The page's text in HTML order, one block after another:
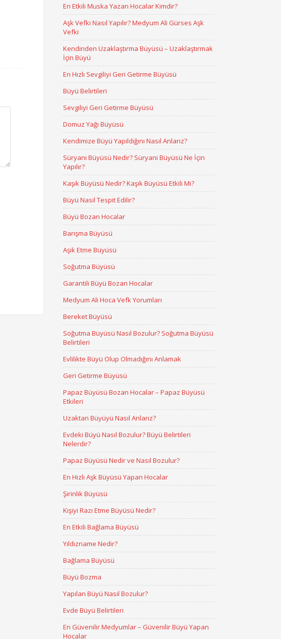
En Etkili Muska Yazan Hocalar Kimdir?
Aşk Vefki Nasıl Yapılır? Medyum Ali Gürses Aşk
Vefki
Kendinden Uzaklaştırma Büyüsü – Uzaklaştırmak
İçin Büyü
En Hızlı Sevgiliyi Geri Getirme Büyüsü
Büyü Belirtileri
Sevgiliyi Geri Getirme Büyüsü
Domuz Yağı Büyüsü
Kendimize Büyü Yapıldığını Nasıl Anlarız?
Süryani Büyüsü Nedir? Süryani Büyüsü Ne İçin
Yapılır?
Kaşık Büyüsü Nedir? Kaşık Büyüsü Etkili Mi?
Büyü Nasıl Tespit Edilir?
Büyü Bozan Hocalar
Barışma Büyüsü
Aşık Etme Büyüsü
Soğutma Büyüsü
Garantili Büyü Bozan Hocalar
Medyum Ali Hoca Vefk Yorumları
Bereket Büyüsü
Soğutma Büyüsü Nasıl Bozulur? Soğutma Büyüsü
Belirtileri
Evlilikte Büyü Olup Olmadığını Anlamak
Geri Getirme Büyüsü
Papaz Büyüsü Bozan Hocalar – Papaz Büyüsü
Etkileri
Uzaktan Büyüyü Nasıl Anlarız?
Evdeki Büyü Nasıl Bozulur? Büyü Belirtileri
Nelerdir?
Papaz Büyüsü Nedir ve Nasıl Bozulur?
En Hızlı Aşk Büyüsü Yapan Hocalar
Şirinlik Büyüsü
Kişiyi Razı Etme Büyüsü Nedir?
En Etkili Bağlama Büyüsü
Yıldızname Nedir?
Bağlama Büyüsü
Büyü Bozma
Yapılan Büyü Nasıl Bozulur?
Evde Büyü Belirtileri
En Güvenilir Medyumlar – Güvenilir Büyü Yapan
Hocalar